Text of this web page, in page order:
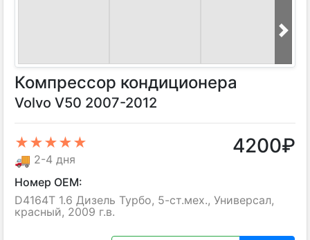
Компрессор кондиционера
Volvo V50 2007-2012
★★★★★
🚚 2-4 дня
4200₽
Номер OEM:
D4164T 1.6 Дизель Турбо, 5-ст.мех., Универсал,
красный, 2009 г.в.